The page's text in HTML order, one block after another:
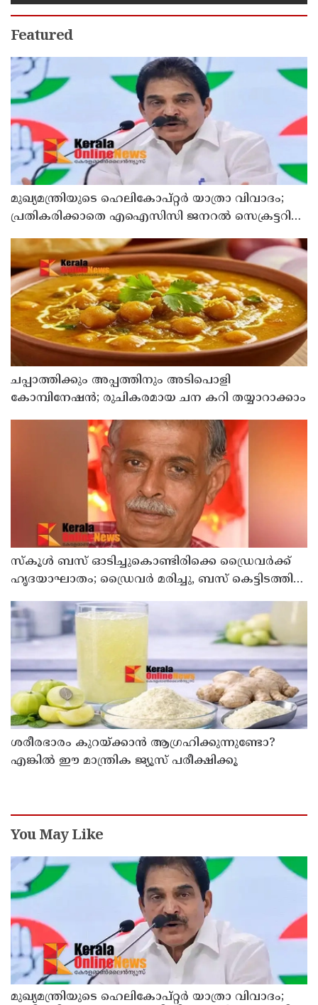
Featured
മുഖ്യമന്ത്രിയുടെ ഹെലികോപ്റ്റര്‍ യാത്രാ വിവാദം;
പ്രതികരിക്കാതെ എഐസിസി ജനറല്‍ സെക്രട്ടറി
ചപ്പാത്തിക്കും അപ്പത്തിനും അടിപൊളി
കോമ്പിനേഷൻ; രുചികരമായ ചന കറി തയ്യാറാക്കാം
സ്കൂൾ ബസ് ഓടിച്ചുകൊണ്ടിരിക്കെ ഡ്രൈവർക്ക്
ഹൃദയാഘാതം; ഡ്രൈവർ മരിച്ചു, ബസ് കെട്ടിടത്തിൽ
ശരീരഭാരം കുറയ്ക്കാൻ ആഗ്രഹിക്കുന്നുണ്ടോ?
എങ്കിൽ ഈ മാന്ത്രിക ജ്യൂസ് പരീക്ഷിക്കൂ
You May Like
മുഖ്യമന്ത്രിയുടെ ഹെലികോപ്റ്റര്‍ യാത്രാ വിവാദം;